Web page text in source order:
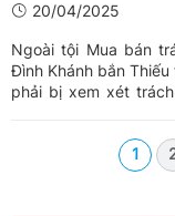
20/04/2025
Ngoài tội Mua bán
Đình Khánh bắn
phải bị xem xét
1